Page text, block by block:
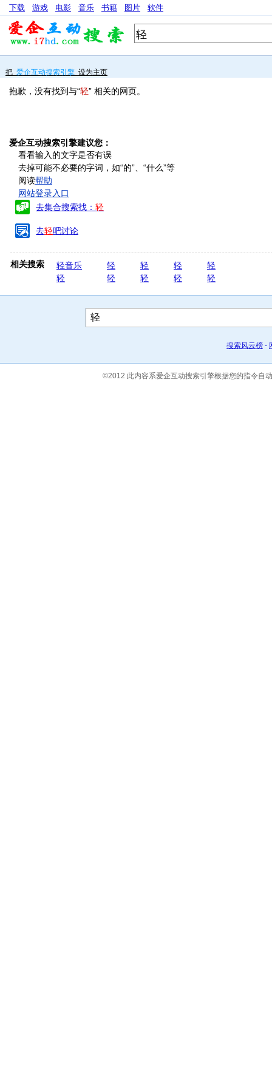
下载 游戏 电影 音乐 书籍 图片 软件
把 爱企互动搜索引擎 设为主页
抱歉，没有找到与“轻” 相关的网页。
爱企互动搜索引擎建议您：
看看输入的文字是否有误
去掉可能不必要的字词，如“的”、“什么”等
阅读帮助
网站登录入口
去集合搜索找： 轻
去轻吧讨论
相关搜索 轻音乐 轻 轻 轻
轻
轻
轻 轻 轻 轻
搜索风云榜 -
©2012 此内容系爱企互动搜索引擎根据您的指令自